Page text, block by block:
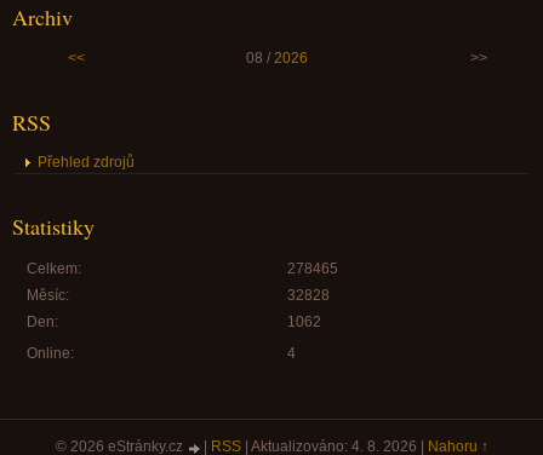
Archiv
<< 08 / 2026 >>
RSS
Přehled zdrojů
Statistiky
Online: 4
Celkem:
278465
Měsíc:
32828
Den:
1062
© 2026 eStránky.cz | RSS| Aktualizováno: 4. 8. 2026 | Nahoru ↑